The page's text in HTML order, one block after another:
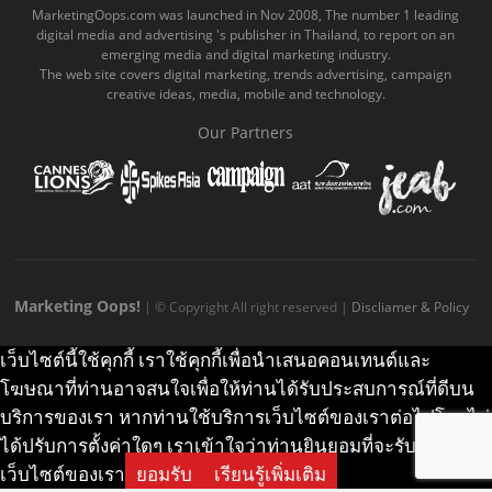
o
o
k
c
o
b
e
.
o
m
e
g
r
a
.
k
.
c
m
MarketingOops.com was launched in Nov 2008, The number 1 leading
digital media and advertising 's publisher in Thailand, to report on an
emerging media and digital marketing industry.
The web site covers digital marketing, trends advertising, campaign
creative ideas, media, mobile and technology.
Our Partners
Marketing Oops! | © Copyright All right reserved | Discliamer & Policy
เว็บไซต์นี้ใช้คุกกี้ เราใช้คุกกี้เพื่อนำเสนอคอนเทนต์และ
โฆษณาที่ท่านอาจสนใจเพื่อให้ท่านได้รับประสบการณ์ที่ดีบน
บริการของเรา หากท่านใช้บริการเว็บไซต์ของเราต่อไปโดยไม่
ได้ปรับการตั้งค่าใดๆ เราเข้าใจว่าท่านยินยอมที่จะรับคุกกี้บน
เว็บไซต์ของเรา ยอมรับ เรียนรู้เพิ่มเติม